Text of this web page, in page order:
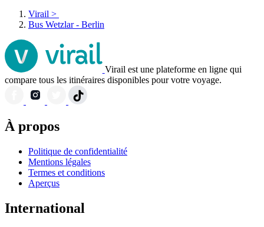
Virail >
Bus Wetzlar - Berlin
Virail est une plateforme en ligne qui
compare tous les itinéraires disponibles pour votre voyage.
À propos
Politique de confidentialité
Mentions légales
Termes et conditions
Aperçus
International